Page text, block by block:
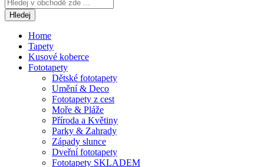
Hledej
Home
Tapety
Kusové koberce
Fototapety
Dětské fototapety
Umění & Deco
Fototapety z cest
Moře & Pláže
Příroda a Květiny
Parky & Zahrady
Západy slunce
Dveřní fototapety
Fototapety SKLADEM